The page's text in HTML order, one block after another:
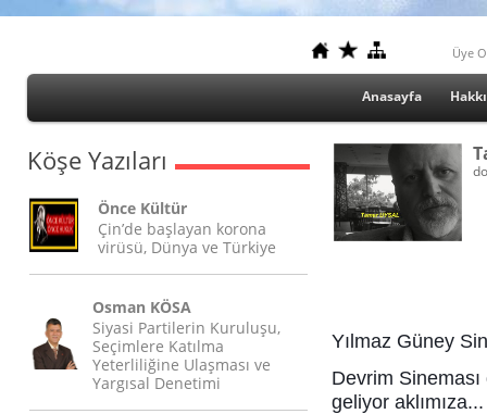
Üye
Anasayfa
Köşe Yazıları
Önce Kültür
Çin’de başlayan korona
virüsü, Dünya ve Türkiye
Osman KÖSA
Siyasi Partilerin Kuruluşu,
Seçimlere Katılma
Yeterliliğine Ulaşması ve
Yargısal Denetimi
Yılmaz Güney
Devrim
geliyor